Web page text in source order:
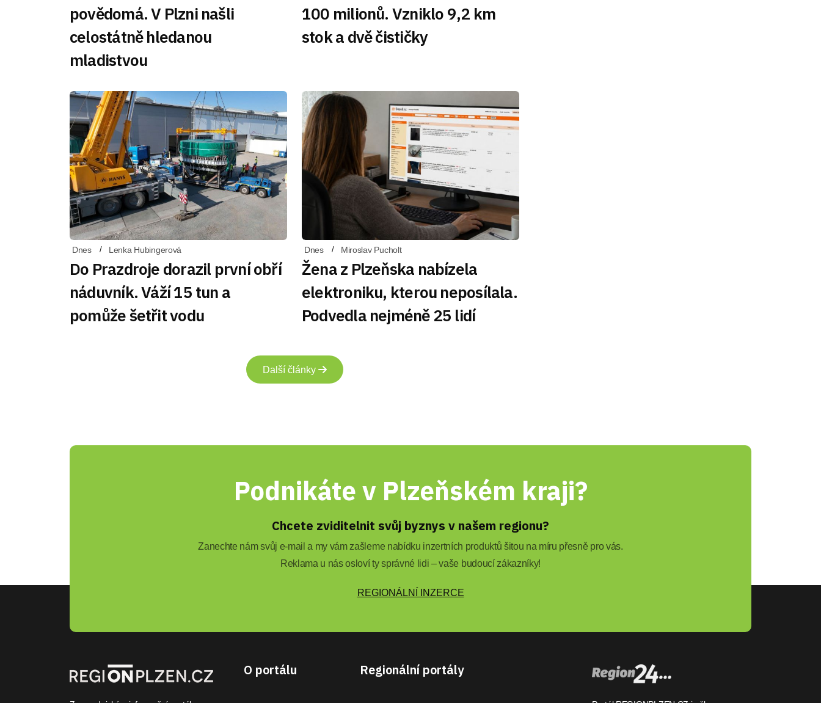
povědomá. V Plzni našli
celostátně hledanou
mladistvou
100 milionů. Vzniklo 9,2 km
stok a dvě čističky
Dnes Lenka Hubingerová
Do Prazdroje dorazil první obří
náduvník. Váží 15 tun a
pomůže šetřit vodu
Dnes Miroslav Pucholt
Žena z Plzeňska nabízela
elektroniku, kterou neposílala.
Podvedla nejméně 25 lidí
Další články
Podnikáte v Plzeňském kraji?
Chcete zviditelnit svůj byznys v našem regionu?
Zanechte nám svůj e-mail a my vám zašleme nabídku inzertních produktů šitou na míru přesně pro vás.
Reklama u nás osloví ty správné lidi – vaše budoucí zákazníky!
REGIONÁLNÍ INZERCE
O portálu Regionální portály